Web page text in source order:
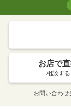
お店で
相談する
お問い合わせ